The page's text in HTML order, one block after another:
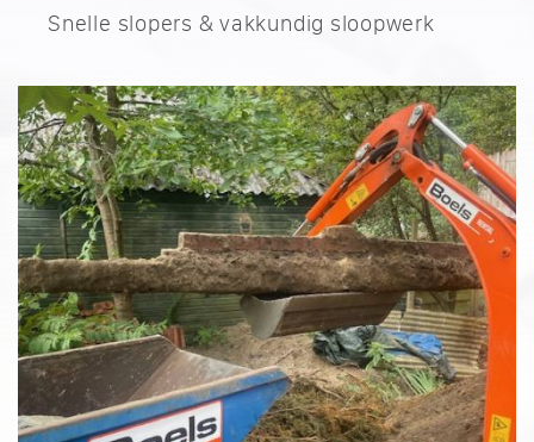
Snelle slopers & vakkundig sloopwerk